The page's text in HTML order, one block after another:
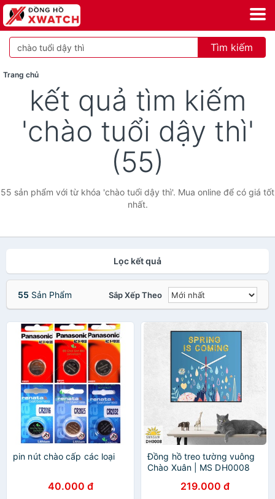
Tìm kiếm
Trang chủ
kết quả tìm kiếm
'chào tuổi dậy thì'
(55)
55 sản phẩm với từ khóa 'chào tuổi dậy thì'. Mua online để có giá tốt
nhất.
Lọc kết quả
55 Sản Phẩm Sắp Xếp Theo
pin nút chào cấp các loại
40.000 đ
Đồng hồ treo tường vuông
Chào Xuân | MS DH0008
219.000 đ